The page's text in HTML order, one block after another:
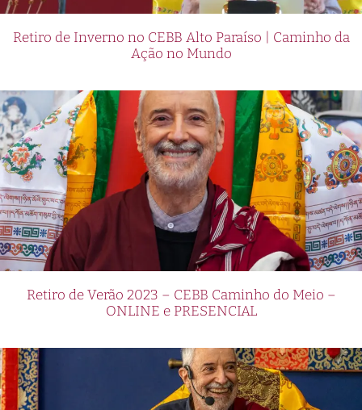
Retiro de Inverno no CEBB Alto Paraíso | Caminho da
Ação no Mundo
Retiro de Verão 2023 – CEBB Caminho do Meio –
ONLINE e PRESENCIAL